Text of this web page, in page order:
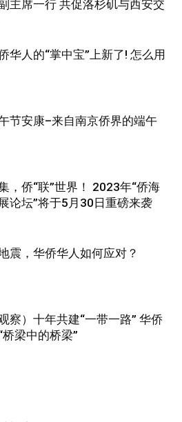
主席一行 共促洛杉矶与西安交
华人的“掌中宝”上新了! 怎么用
节安康–来自南京侨界的端午
，侨“联”世界！ 2023年“侨海
论坛”将于5月30日重磅来袭
震，华侨华人如何应对？
察）十年共建“一带一路” 华侨
梁中的桥梁”